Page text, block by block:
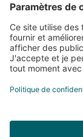
Informations
Politique de